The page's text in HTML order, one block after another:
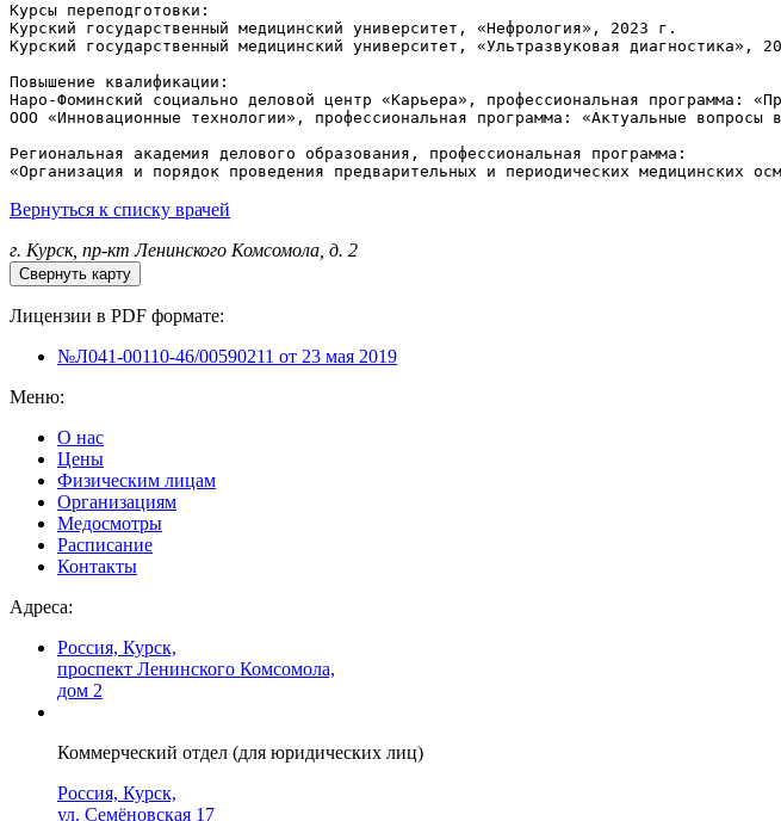
Курсы переподготовки:
Курский государственный медицинский университет, «Нефрология», 2023 г.
Курский государственный медицинский университет, «Ультразвуковая диагностика»,
Повышение квалификации:
Наро-Фоминский социально деловой центр «Карьера», профессиональная программа:
ООО «Инновационные технологии», профессиональная программа: «Актуальные
Региональная академия делового образования, профессиональная программа:
«Организация и порядок проведения предварительных и периодических медицинских
Вернуться к списку врачей
г. Курск, пр-кт Ленинского Комсомола, д. 2
Свернуть карту
Лицензии в PDF формате:
№Л041-00110-46/00590211 от 23 мая 2019
Меню:
О нас
Цены
Физическим лицам
Организациям
Медосмотры
Расписание
Контакты
Адреса:
Россия, Курск,
проспект Ленинского Комсомола,
дом 2
Коммерческий отдел (для юридических лиц)
Россия, Курск,
ул. Семёновская 17